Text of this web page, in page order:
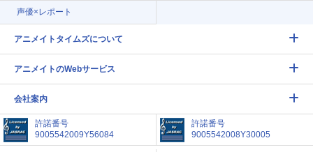
声優×レポート
アニメイトタイムズについて
アニメイトのWebサービス
会社案内
許諾番号
9005542009Y56084
許諾番号
9005542008Y30005